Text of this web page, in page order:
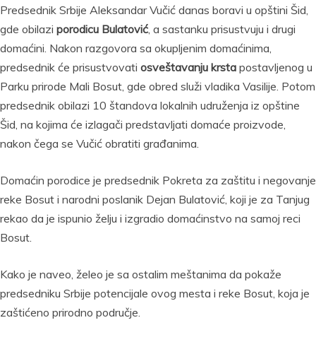
Predsednik Srbije Aleksandar Vučić danas boravi u opštini Šid,
gde obilazi porodicu Bulatović, a sastanku prisustvuju i drugi
domaćini. Nakon razgovora sa okupljenim domaćinima,
predsednik će prisustvovati osveštavanju krsta postavljenog u
Parku prirode Mali Bosut, gde obred služi vladika Vasilije. Potom
predsednik obilazi 10 štandova lokalnih udruženja iz opštine
Šid, na kojima će izlagači predstavljati domaće proizvode,
nakon čega se Vučić obratiti građanima.
Domaćin porodice je predsednik Pokreta za zaštitu i negovanje
reke Bosut i narodni poslanik Dejan Bulatović, koji je za Tanjug
rekao da je ispunio želju i izgradio domaćinstvo na samoj reci
Bosut.
Kako je naveo, želeo je sa ostalim meštanima da pokaže
predsedniku Srbije potencijale ovog mesta i reke Bosut, koja je
zaštićeno prirodno područje.